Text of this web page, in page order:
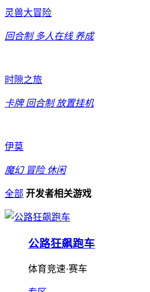
灵兽大冒险
回合制 多人在线 养成
时隙之旅
卡牌 回合制 放置挂机
伊莫
魔幻 冒险 休闲
全部 开发者相关游戏
公路狂飙跑车
体育竞速·赛车